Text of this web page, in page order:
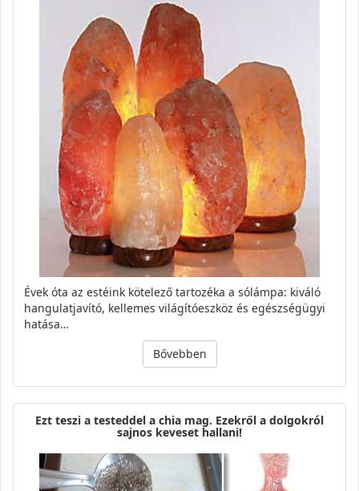
Évek óta az estéink kötelező tartozéka a sólámpa: kiváló
hangulatjavító, kellemes világítóeszköz és egészségügyi
hatása…
Bővebben
Ezt teszi a testeddel a chia mag. Ezekről a dolgokról
sajnos keveset hallani!